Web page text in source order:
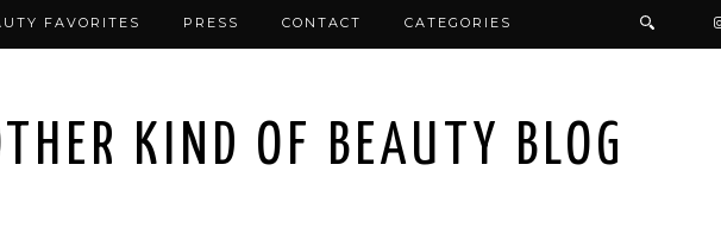
FAVORITES PRESS CONTACT CATEGORIES
KIND OF BEAUTY BLOG